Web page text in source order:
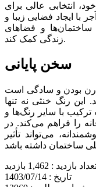
انتخابی عالی برای
با ایجاد فضایی زیبا و
ساختمان‌ها و فضاهای
زندگی کمک کند.
سخن پایانی
بودن و سادگی است
رنگ خنثی نه تنها
ترکیب با سایر رنگ‌ها و
را فراهم می‌کند. در
می‌تواند تأثیر
ساختمان داشته باشد
بازدید :
تاریخ : 1403/07/14